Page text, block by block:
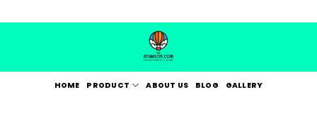
to
HOME PRODUCT ABOUT US BLOG GALLERY